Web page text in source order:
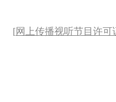
[网上传播视听节目许可